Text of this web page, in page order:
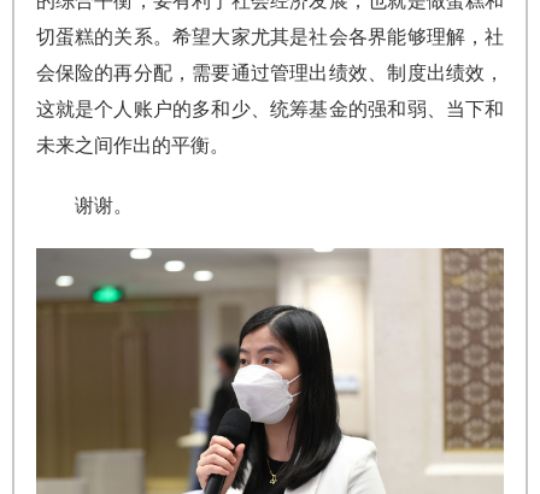
切蛋糕的关系。希望大家尤其是社会各界能够理解，社
会保险的再分配，需要通过管理出绩效、制度出绩效，
这就是个人账户的多和少、统筹基金的强和弱、当下和
未来之间作出的平衡。
谢谢。